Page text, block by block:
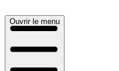
Ouvrir le menu